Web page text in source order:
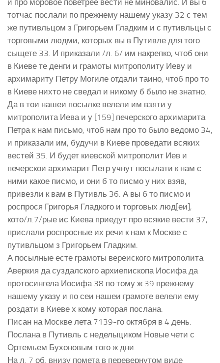
тотчас послали по прежнему нашему указу 32 с тем
же путивльцом з Григорьем Гладким и с путивльцы с
торговыми людми, которых вы в Путивле для того
сыщете 33. И приказали /л. 6/ им накрепко, чтоб они
в Киеве те денги и грамоты митрополиту Иеву и
архимариту Петру Могиле отдали таино, чтоб про то
в Киеве нихто не сведал и никому б было не знатно.
Да в тои нашеи посылке велели им взяти у
митрополита Иева и у [159] печерского архимарита
Петра к нам письмо, чтоб нам про то было ведомо 34,
и приказали им, будучи в Киеве проведати всяких
вестей 35. И будет киевской митрополит Иев и
печерскои архимарит Петр учнут посылати к нам с
ними какое писмо, и они б то писмо у них взяв,
привезли к вам в Путивль 36. А вы б то писмо и
роспрося Григорья Гладкого и торговых люд[еи],
кото/л.7/рые ис Киева приедут про всякие вести 37,
прислали роспросные их речи к нам к Москве с
путивльцом з Григорьем Гладким.
А посылные есте грамоты вереиского митрополита
Аверкия да суздалского архиепископа Иосифа да
протосингела Иосифа 38 по тому ж 39 прежнему
нашему указу и по сеи нашеи грамоте велели ему
роздати в Киеве х кому которая послана.
Писан на Москве лета 7139-го октября в 4 день.
Послана в Путивль с неделыциком Новые чети с
Ортемьем Бухоновым того ж дни.
На л. 7 об. внизу помета в перевернутом виде